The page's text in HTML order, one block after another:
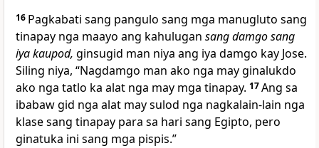
16 Pagkabati sang pangulo sang mga manugluto sang
tinapay nga maayo ang kahulugan sang damgo sang
iya kaupod, ginsugid man niya ang iya damgo kay Jose.
Siling niya, “Nagdamgo man ako nga may ginalukdo
ako nga tatlo ka alat nga may mga tinapay. 17Ang sa
ibabaw gid nga alat may sulod nga nagkalain-lain nga
klase sang tinapay para sa hari sang Egipto, pero
ginatuka ini sang mga pispis.”